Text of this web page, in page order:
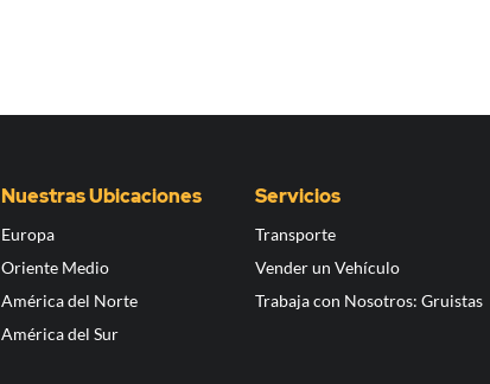
Nuestras Ubicaciones
Europa
Oriente Medio
América del Norte
América del Sur
Servicios
Transporte
Vender un Vehículo
Trabaja con Nosotros: Gruistas